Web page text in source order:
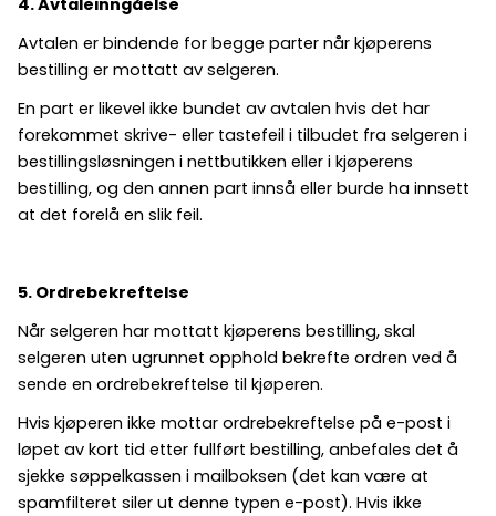
Avtalen er bindende for begge parter når kjøperens
bestilling er mottatt av selgeren.
En part er likevel ikke bundet av avtalen hvis det har
forekommet skrive- eller tastefeil i tilbudet fra selgeren i
bestillingsløsningen i nettbutikken eller i kjøperens
bestilling, og den annen part innså eller burde ha innsett
at det forelå en slik feil.
5. Ordrebekreftelse
Når selgeren har mottatt kjøperens bestilling, skal
selgeren uten ugrunnet opphold bekrefte ordren ved å
sende en ordrebekreftelse til kjøperen.
Hvis kjøperen ikke mottar ordrebekreftelse på e-post i
løpet av kort tid etter fullført bestilling, anbefales det å
sjekke søppelkassen i mailboksen (det kan være at
spamfilteret siler ut denne typen e-post). Hvis ikke